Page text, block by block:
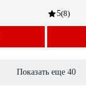
5(8)
Показать еще 40